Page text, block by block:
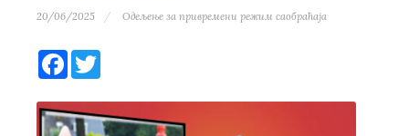
20/06/2025 Одељење за привремени режим саобраћаја
Facebook